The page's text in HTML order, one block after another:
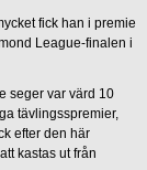
fick han i premie
League-finalen i
seger var värd 10
tävlingsspremier,
efter den här
kastas ut från